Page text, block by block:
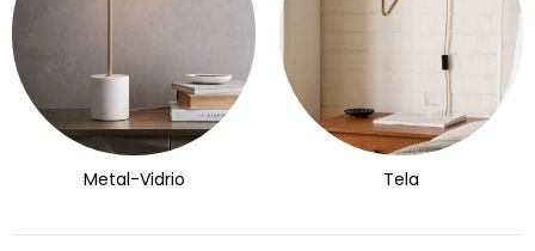
Metal-Vidrio Tela